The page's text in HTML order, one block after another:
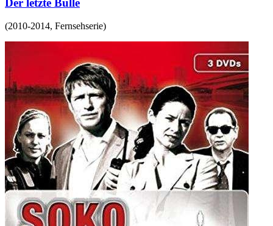
(2010-2014, Fernsehserie)